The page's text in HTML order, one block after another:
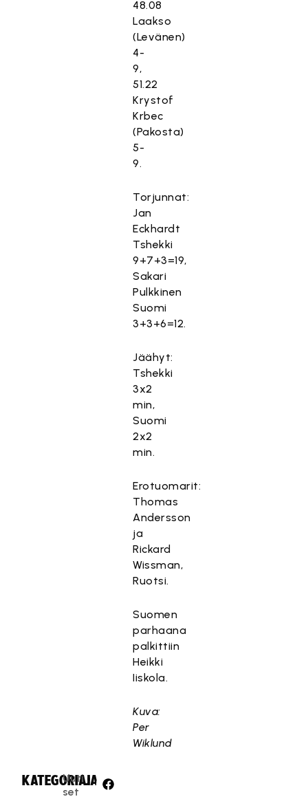
48.08
Laakso
(Levänen)
4-
9,
51.22
Krystof
Krbec
(Pakosta)
5-
9.
Torjunnat:
Jan
Eckhardt
Tshekki
9+7+3=19,
Sakari
Pulkkinen
Suomi
3+3+6=12.
Jäähyt:
Tshekki
3x2
min,
Suomi
2x2
min.
Erotuomarit:
Thomas
Andersson
ja
Rickard
Wissman,
Ruotsi.
Suomen
parhaana
palkittiin
Heikki
Iiskola.
Kuva:
Per
Wiklund
KATEGORIA:
Uuti
set
JAA: